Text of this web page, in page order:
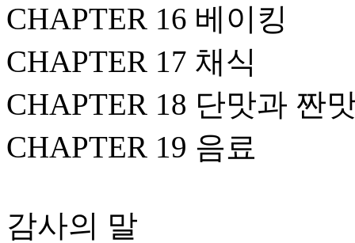
CHAPTER 16 베이킹
CHAPTER 17 채식
CHAPTER 18 단맛과 짠
CHAPTER 19 음료
감사의 말